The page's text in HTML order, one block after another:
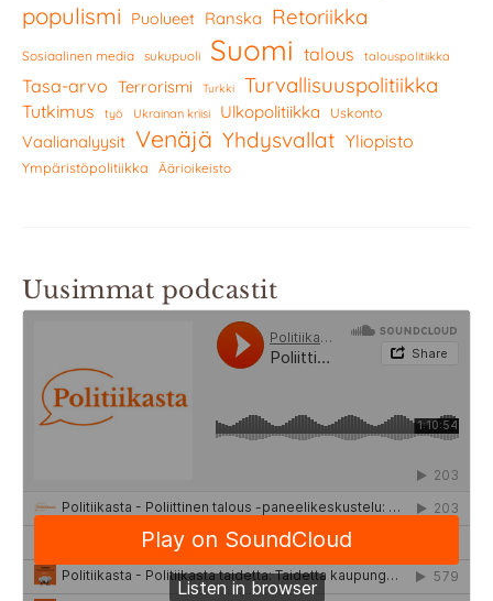
populismi Puolueet Ranska Retoriikka
Sosiaalinen media sukupuoli Suomi talous talouspolitiikka
Tasa-arvo Terrorismi Turkki Turvallisuuspolitiikka
Tutkimus työ Ukrainan kriisi Ulkopolitiikka Uskonto
Vaalianalyysit Venäjä Yhdysvallat Yliopisto
Ympäristöpolitiikka Äärioikeisto
Uusimmat podcastit